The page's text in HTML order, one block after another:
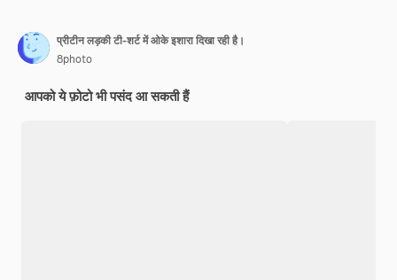
प्रीटीन लड़की टी-शर्ट में ओके इशारा दिखा रही है।
8photo
आपको ये फ़ोटो भी पसंद आ सकती हैं